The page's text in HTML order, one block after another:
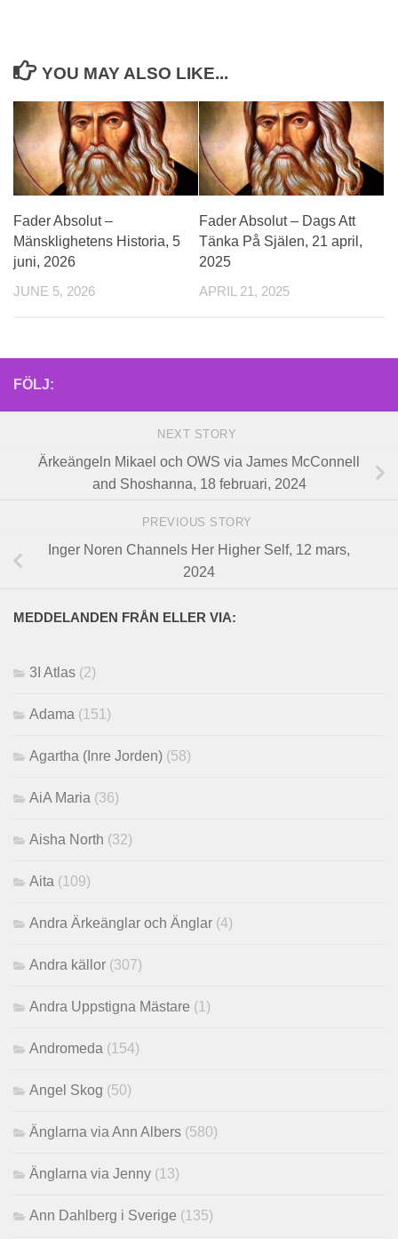
YOU MAY ALSO LIKE...
Fader Absolut –
Mänsklighetens Historia, 5
juni, 2026
JUNE 5, 2026
Fader Absolut – Dags Att
Tänka På Själen, 21 april,
2025
APRIL 21, 2025
FÖLJ:
NEXT STORY
Ärkeängeln Mikael och OWS via James McConnell
and Shoshanna, 18 februari, 2024
PREVIOUS STORY
Inger Noren Channels Her Higher Self, 12 mars,
2024
MEDDELANDEN FRÅN ELLER VIA:
3I Atlas (2)
Adama (151)
Agartha (Inre Jorden) (58)
AiA Maria (36)
Aisha North (32)
Aita (109)
Andra Ärkeänglar och Änglar (4)
Andra källor (307)
Andra Uppstigna Mästare (1)
Andromeda (154)
Angel Skog (50)
Änglarna via Ann Albers (580)
Änglarna via Jenny (13)
Ann Dahlberg i Sverige (135)